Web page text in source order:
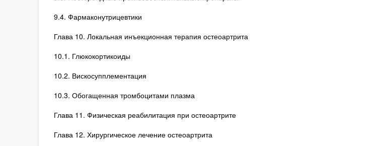
9.4. Фармаконутрицевтики
Глава 10. Локальная инъекционная терапия остеоартрита
10.1. Глюкокортикоиды
10.2. Вискосупплементация
10.3. Обогащенная тромбоцитами плазма
Глава 11. Физическая реабилитация при остеоартрите
Глава 12. Хирургическое лечение остеоартрита